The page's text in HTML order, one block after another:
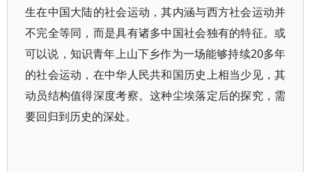
生在中国大陆的社会运动，其内涵与西方社会运动并
不完全等同，而是具有诸多中国社会独有的特征。或
可以说，知识青年上山下乡作为一场能够持续20多年
的社会运动，在中华人民共和国历史上相当少见，其
动员结构值得深度考察。这种尘埃落定后的探究，需
要回归到历史的深处。